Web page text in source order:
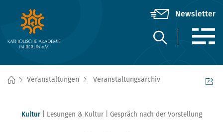
Veranstaltungen Veranstaltungsarchiv
Kultur Lesungen & Kultur Gespräch nach der Vorstellung